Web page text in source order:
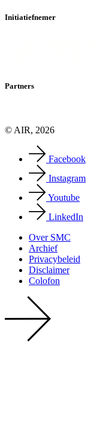
Initiatiefnemer
Partners
© AIR, 2026
Facebook
Instagram
Youtube
LinkedIn
Over SMC
Archief
Privacy­beleid
Disclaimer
Colofon